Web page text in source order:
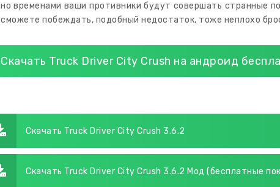
но временами ваши противники будут совершать странные
сможете побеждать, подобный недостаток, тоже неплохо
Скачать Truck Driver City Crush на андроид
Скачать Truck Driver City Crush 3.6.2
Скачать Truck Driver City Crush 3.6.2 Мод (бесплатные